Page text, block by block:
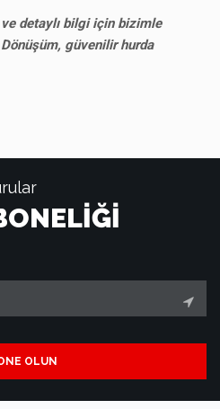
detaylı bilgi için bizimle
güvenilir hurda
OLUN